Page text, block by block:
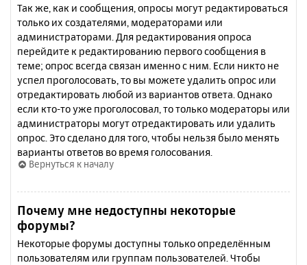
Так же, как и сообщения, опросы могут редактироваться
только их создателями, модераторами или
администраторами. Для редактирования опроса
перейдите к редактированию первого сообщения в
теме; опрос всегда связан именно с ним. Если никто не
успел проголосовать, то вы можете удалить опрос или
отредактировать любой из вариантов ответа. Однако
если кто-то уже проголосовал, то только модераторы или
администраторы могут отредактировать или удалить
опрос. Это сделано для того, чтобы нельзя было менять
варианты ответов во время голосования.
Вернуться к началу
Почему мне недоступны некоторые
форумы?
Некоторые форумы доступны только определённым
пользователям или группам пользователей. Чтобы